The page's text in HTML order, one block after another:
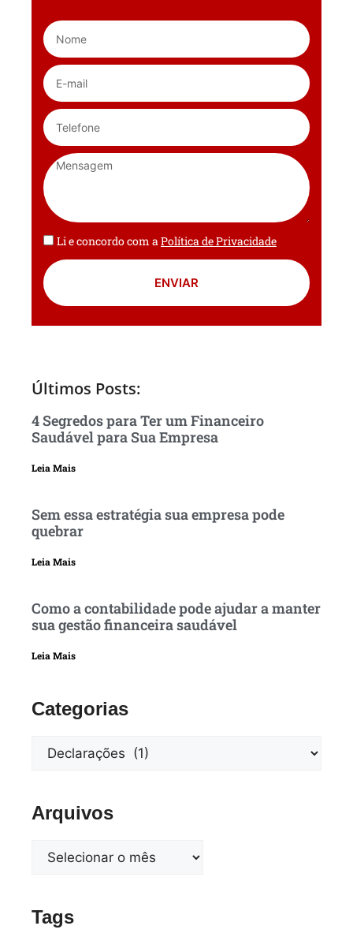
Li e concordo com aPolítica de Privacidade
ENVIAR
Últimos Posts:
4 Segredos para Ter um Financeiro
Saudável para Sua Empresa
Leia Mais
Sem essa estratégia sua empresa pode
quebrar
Leia Mais
Como a contabilidade pode ajudar a manter
sua gestão financeira saudável
Leia Mais
Categorias
Arquivos
Tags